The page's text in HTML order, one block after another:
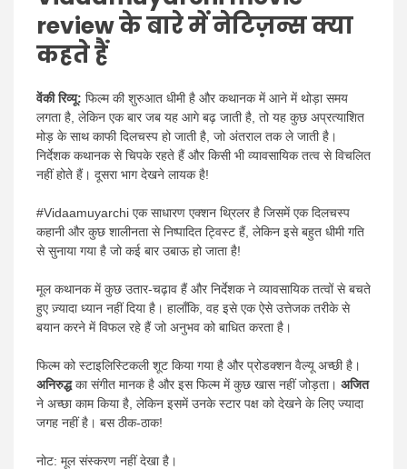
review के बारे में नेटिज़न्स क्या
कहते हैं
वेंकी रिव्यू: फिल्म की शुरुआत धीमी है और कथानक में आने में थोड़ा समय
लगता है, लेकिन एक बार जब यह आगे बढ़ जाती है, तो यह कुछ अप्रत्याशित
मोड़ के साथ काफी दिलचस्प हो जाती है, जो अंतराल तक ले जाती है।
निर्देशक कथानक से चिपके रहते हैं और किसी भी व्यावसायिक तत्व से विचलित
नहीं होते हैं। दूसरा भाग देखने लायक है!
#Vidaamuyarchi एक साधारण एक्शन थ्रिलर है जिसमें एक दिलचस्प
कहानी और कुछ शालीनता से निष्पादित ट्विस्ट हैं, लेकिन इसे बहुत धीमी गति
से सुनाया गया है जो कई बार उबाऊ हो जाता है!
मूल कथानक में कुछ उतार-चढ़ाव हैं और निर्देशक ने व्यावसायिक तत्वों से बचते
हुए ज़्यादा ध्यान नहीं दिया है। हालाँकि, वह इसे एक ऐसे उत्तेजक तरीके से
बयान करने में विफल रहे हैं जो अनुभव को बाधित करता है।
फिल्म को स्टाइलिस्टिकली शूट किया गया है और प्रोडक्शन वैल्यू अच्छी है।
अनिरुद्धका संगीत मानक है और इस फिल्म में कुछ खास नहीं जोड़ता। अजित
ने अच्छा काम किया है, लेकिन इसमें उनके स्टार पक्ष को देखने के लिए ज्यादा
जगह नहीं है। बस ठीक-ठाक!
नोट: मूल संस्करण नहीं देखा है।